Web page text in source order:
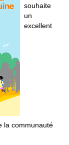
souhaite
un
excellent
la communauté